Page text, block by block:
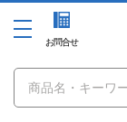
お問合せ